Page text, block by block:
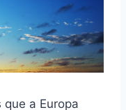
a Europa